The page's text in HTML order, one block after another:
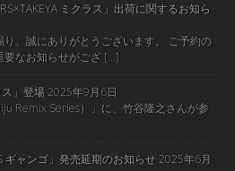
ミクラス」出荷に関するお知ら
、誠にありがとうございます。 ご予約の
要なお知らせがござ […]
ス」登場 2025年9月6日
Remix Series）」に、竹谷隆之さんが参
ギャンゴ」発売延期のお知らせ 2025年6月